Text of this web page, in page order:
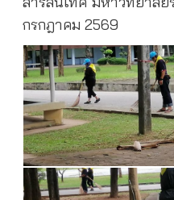
กรกฎาคม 2569